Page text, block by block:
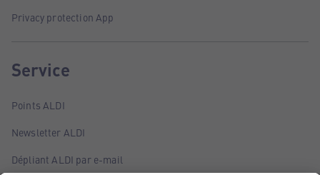
Privacy protection App
Service
Points ALDI
Newsletter ALDI
Dépliant ALDI par e-mail